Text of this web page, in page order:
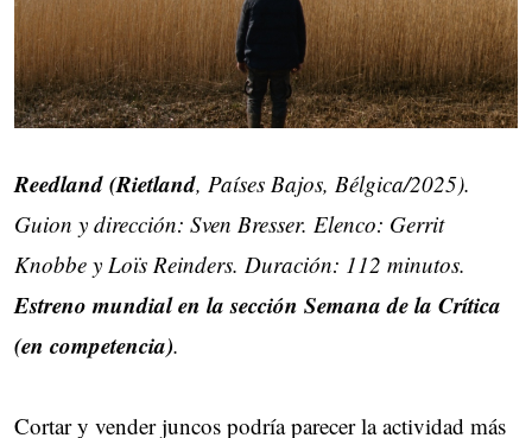
Reedland (Rietland, Países Bajos, Bélgica/2025).
Guion y dirección: Sven Bresser. Elenco: Gerrit
Knobbe y Loïs Reinders. Duración: 112 minutos.
Estreno mundial en la sección Semana de la Crítica
(en competencia).
Cortar y vender juncos podría parecer la actividad más